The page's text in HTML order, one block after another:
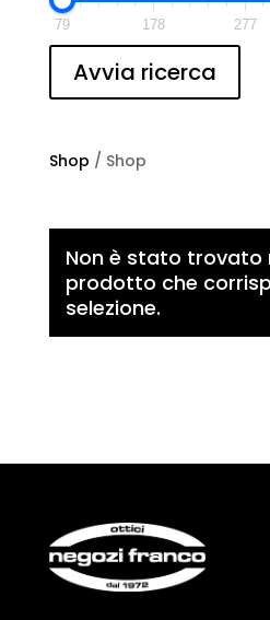
79 178 277
Avvia ricerca
Shop / Shop
Non è stato trovato
prodotto che
selezione.